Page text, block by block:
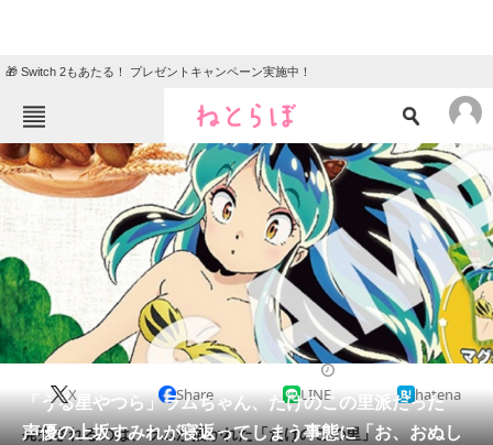
🎁 Switch 2もあたる！ プレゼントキャンペーン実施中！
ねとらぼメニュー
TOP ニュース
エンタメ クイズ
グルメ 地域
住まい 教育・育児
動物 リサーチ
会員記事
「うる星やつら」ラムちゃん、たけのこの里派だった
声優の上坂すみれが寝返ってしまう事態に「お、おぬし
X Share LINE hatena
発売されるのは、ラムが描かれた「たけのこの里」。